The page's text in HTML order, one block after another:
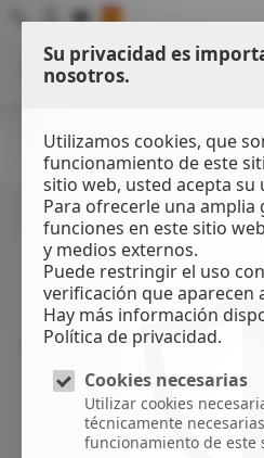
WATER
SPORTS
WING FOIL
Fuselage
SIN IMPUESTOS
ENVÍA TU
¡Si estás en Gran Canaria,
mandamos la compra
*Para compras de
los 99 €, entre las
Su privacidad es
nosotros.
Utilizamos cookies, que
funcionamiento de este
sitio web, usted acepta su
Para ofrecerle una amplia
funciones en este sitio
y medios externos.
Puede restringir el uso
verificación que aparecen
Hay más información
Política de privacidad.
Cookies necesarias
Utilizar cookies
técnicamente
funcionamiento de este